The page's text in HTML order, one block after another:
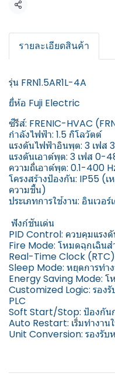
แชร์
รายละเอียดสินค้า
รุ่น FRN1.5AR1L-4A
ยี่ห้อ Fuji Electric
ซีรีส์: FRENIC-HVAC
กำลังไฟฟ้า: 1.5 กิโลวัตต์
แรงดันไฟฟ้าอินพุต: 3 เฟส
แรงดันเอาต์พุต: 3 เฟส 0-
ความถี่เอาต์พุต: 0.1-400
โครงสร้างป้องกัน: IP55 (
ความชื้น)
ประเภทการใช้งาน: อินเวอ
️ ฟังก์ชันเด่น
PID Control: ควบคุมแรง
Fire Mode: โหมดฉุกเฉินส
Real-Time Clock
Sleep Mode: หยุดการทำ
Energy Saving Mode: โ
Customized Logic: รอง
PLC
Soft Start/Stop: ป้องกัน
Auto Restart: เริ่มทำงา
Unit Conversion: รองรั